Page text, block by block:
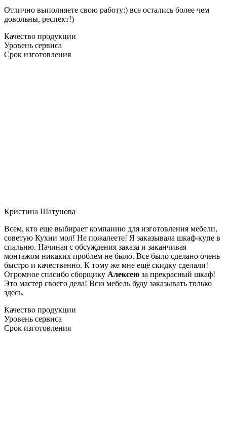
Отлично выполняете свою работу:) все остались более чем
довольны, респект!)
Качество продукции
Уровень сервиса
Срок изготовления
Кристина Шатунова
Всем, кто еще выбирает компанию для изготовления мебели,
советую Кухни мол! Не пожалеете! Я заказывала шкаф-купе в
спальню. Начиная с обсуждения заказа и заканчивая
монтажом никаких проблем не было. Все было сделано очень
быстро и качественно. К тому же мне ещё скидку сделали!
Огромное спасибо сборщику Алексею за прекрасный шкаф!
Это мастер своего дела! Всю мебель буду заказывать только
здесь.
Качество продукции
Уровень сервиса
Срок изготовления